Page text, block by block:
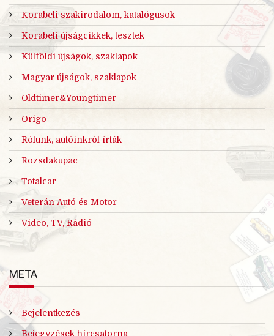
Korabeli szakirodalom, katalógusok
Korabeli újságcikkek, tesztek
Külföldi újságok, szaklapok
Magyar újságok, szaklapok
Oldtimer&Youngtimer
Origo
Rólunk, autóinkról írták
Rozsdakupac
Totalcar
Veterán Autó és Motor
Video, TV, Rádió
META
Bejelentkezés
Bejegyzések hírcsatorna